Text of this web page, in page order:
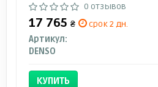
0 отзывов
17 765 ₴
срок 2 дн.
Артикул:
DENSO
КУПИТЬ